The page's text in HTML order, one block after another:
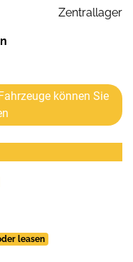
Zentrallager
können Sie
leasen